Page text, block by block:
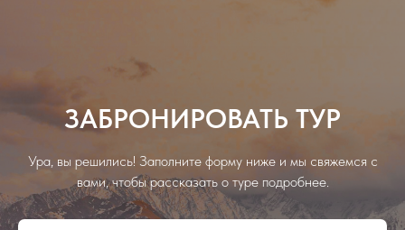
ЗАБРОНИРОВАТЬ ТУР
Ура, вы решились! Заполните форму ниже и мы свяжемся с
вами, чтобы рассказать о туре подробнее.